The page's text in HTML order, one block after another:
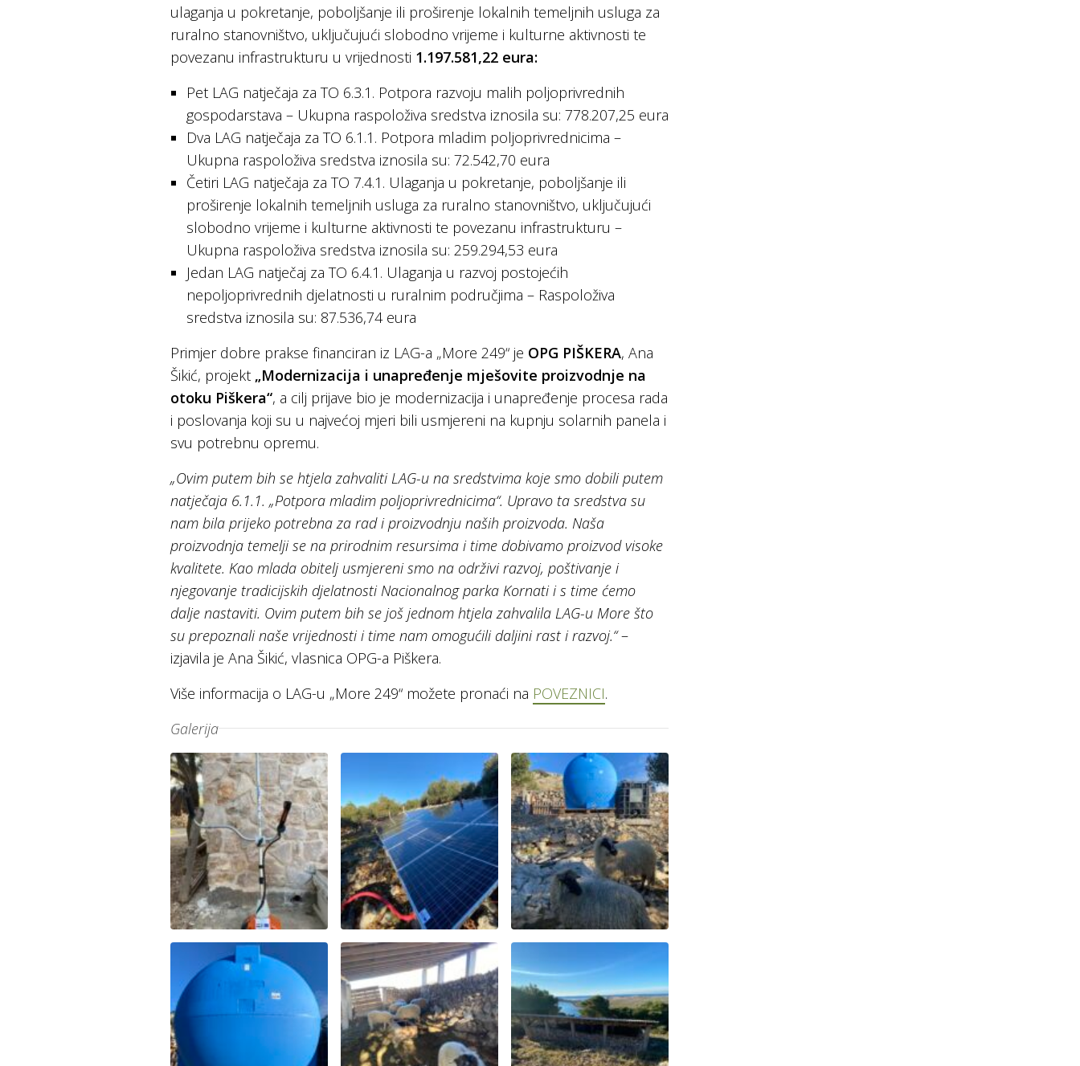
ulaganja u pokretanje, poboljšanje ili proširenje lokalnih temeljnih usluga za
ruralno stanovništvo, uključujući slobodno vrijeme i kulturne aktivnosti te
povezanu infrastrukturu u vrijednosti 1.197.581,22 eura:
Pet LAG natječaja za TO 6.3.1. Potpora razvoju malih poljoprivrednih
gospodarstava – Ukupna raspoloživa sredstva iznosila su: 778.207,25 eura
Dva LAG natječaja za TO 6.1.1. Potpora mladim poljoprivrednicima –
Ukupna raspoloživa sredstva iznosila su: 72.542,70 eura
Četiri LAG natječaja za TO 7.4.1. Ulaganja u pokretanje, poboljšanje ili
proširenje lokalnih temeljnih usluga za ruralno stanovništvo, uključujući
slobodno vrijeme i kulturne aktivnosti te povezanu infrastrukturu –
Ukupna raspoloživa sredstva iznosila su: 259.294,53 eura
Jedan LAG natječaj za TO 6.4.1. Ulaganja u razvoj postojećih
nepoljoprivrednih djelatnosti u ruralnim područjima – Raspoloživa
sredstva iznosila su: 87.536,74 eura
Primjer dobre prakse financiran iz LAG-a „More 249“ je OPG PIŠKERA, Ana
Šikić, projekt „Modernizacija i unapređenje mješovite proizvodnje na
otoku Piškera“, a cilj prijave bio je modernizacija i unapređenje procesa rada
i poslovanja koji su u najvećoj mjeri bili usmjereni na kupnju solarnih panela i
svu potrebnu opremu.
„Ovim putem bih se htjela zahvaliti LAG-u na sredstvima koje smo dobili putem
natječaja 6.1.1. „Potpora mladim poljoprivrednicima“. Upravo ta sredstva su
nam bila prijeko potrebna za rad i proizvodnju naših proizvoda. Naša
proizvodnja temelji se na prirodnim resursima i time dobivamo proizvod visoke
kvalitete. Kao mlada obitelj usmjereni smo na održivi razvoj, poštivanje i
njegovanje tradicijskih djelatnosti Nacionalnog parka Kornati i s time ćemo
dalje nastaviti. Ovim putem bih se još jednom htjela zahvalila LAG-u More što
su prepoznali naše vrijednosti i time nam omogućili daljini rast i razvoj.“–
izjavila je Ana Šikić, vlasnica OPG-a Piškera.
Više informacija o LAG-u „More 249“ možete pronaći na POVEZNICI.
Galerija